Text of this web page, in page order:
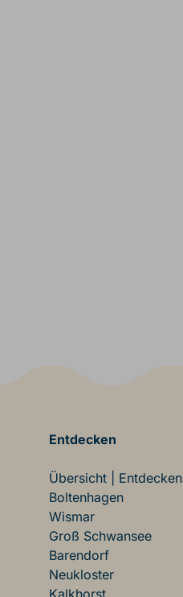
Entdecken
Übersicht | Entdecken
Boltenhagen
Wismar
Groß Schwansee
Barendorf
Neukloster
Kalkhorst